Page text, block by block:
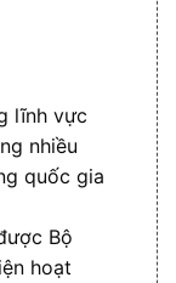
lĩnh vực
nhiều
quốc gia
Bộ
hoạt